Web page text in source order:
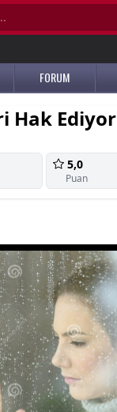
FORUM
Hak Ediyor
5,0
Puan